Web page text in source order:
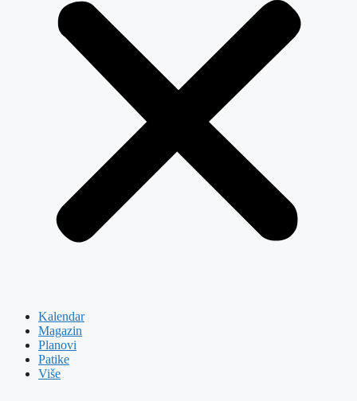
Kalendar
Magazin
Planovi
Patike
Više